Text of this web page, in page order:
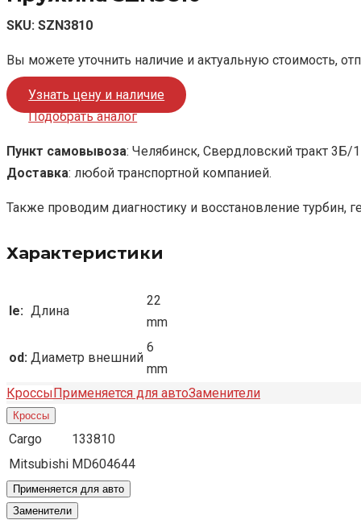
SKU: SZN3810
Вы можете уточнить наличие и актуальную стоимость,
Узнать цену и наличие
Подобрать аналог
Пункт самовывоза: Челябинск, Свердловский тракт 3Б/1
Доставка: любой транспортной компанией.
Также проводим диагностику и восстановление турбин,
Характеристики
le: Длина
22
mm
od: Диаметр внешний
6
mm
КроссыПрименяется для автоЗаменители
Кроссы
Cargo
133810
Mitsubishi MD604644
Применяется для авто
Заменители